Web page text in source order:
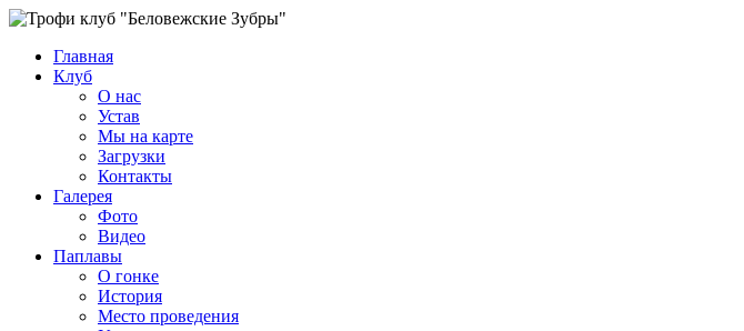
Главная
Клуб
О нас
Устав
Мы на карте
Загрузки
Контакты
Галерея
Фото
Видео
Паплавы
О гонке
История
Место проведения